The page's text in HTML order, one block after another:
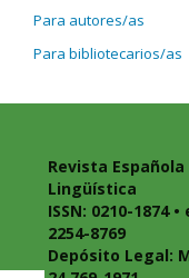
Para autores/as
Para bibliotecarios/as
Revista Española
Lingüística
ISSN: 0210-1874 •
2254-8769
Depósito Legal: